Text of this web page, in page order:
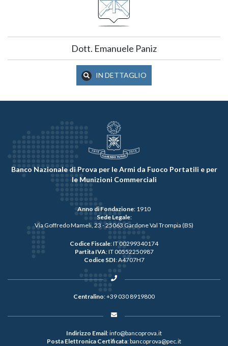
Dott. Emanuele Paniz
IN DETTAGLIO
Banco Nazionale di Prova per le Armi da Fuoco Portatili e per
le Munizioni Commerciali
Anno di Fondazione: 1910
Sede Legale:
Via Goffredo Mameli, 23 - 25063 Gardone Val Trompia (BS)
Codice Fiscale: IT 00299340174
Partita IVA: IT 00552250987
Codice SDI: A4707H7
Centralino:+39 030 8919800
Indirizzo Email:info@bancoprova.it
Posta Elettronica Certificata:bancoprova@pec.it